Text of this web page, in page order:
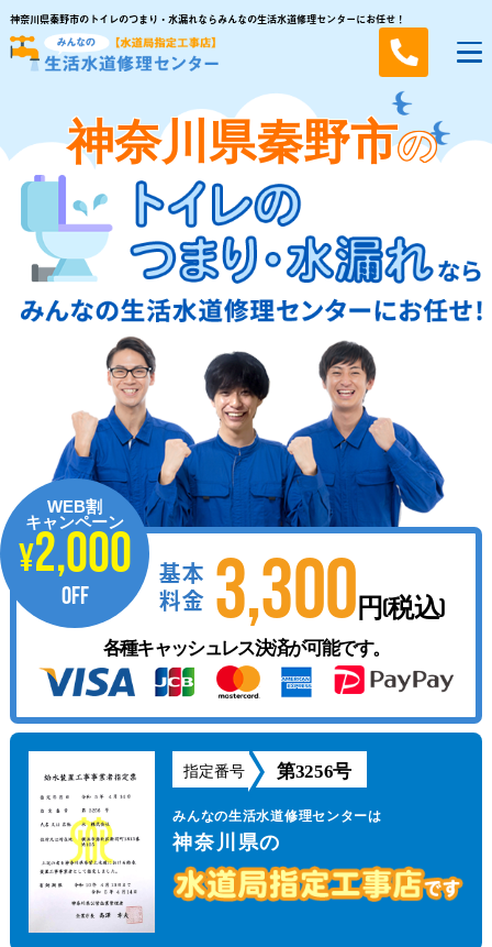
神奈川県秦野市のトイレのつまり・水漏れならみんなの生活水道修理センターにお任せ！
神奈川県秦野市の
指定番号 第3256号
みんなの生活水道修理センターは
神奈川県の
WEB割
キャンペーン
¥2,000
OFF
基本
料金 3,300 円(税込)
各種キャッシュレス決済が可能です。